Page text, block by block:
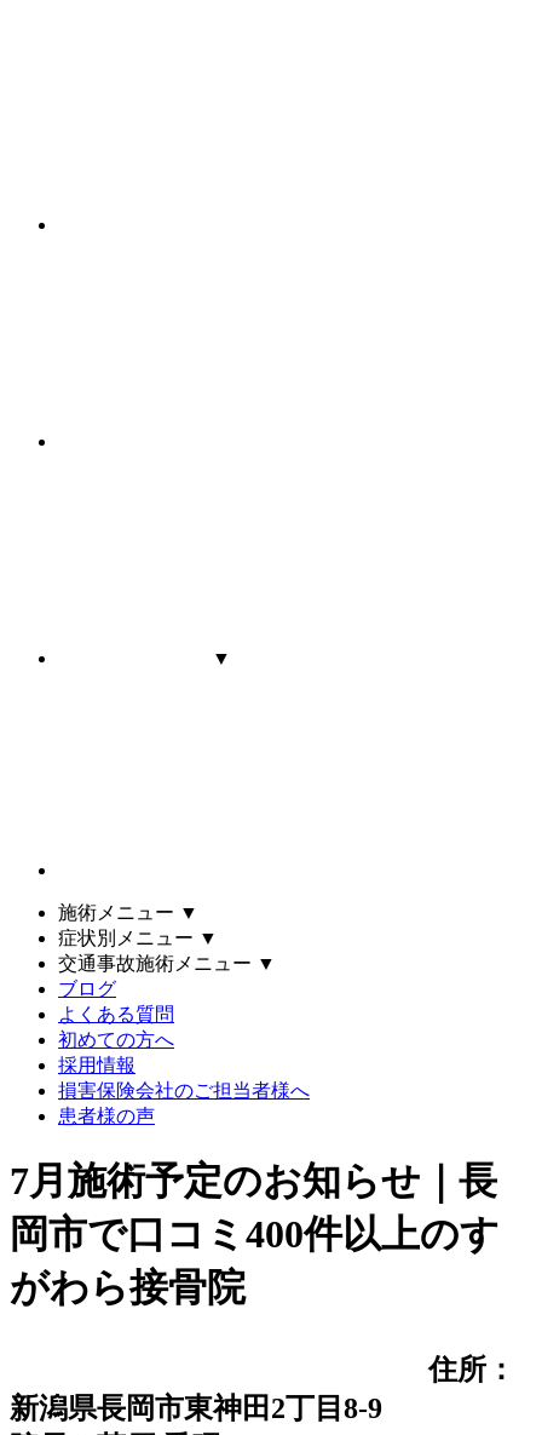
▼
施術メニュー ▼
症状別メニュー ▼
交通事故施術メニュー ▼
ブログ
よくある質問
初めての方へ
採用情報
損害保険会社のご担当者様へ
患者様の声
7月施術予定のお知らせ｜長
岡市で口コミ400件以上のす
がわら接骨院
住所：
新潟県長岡市東神田2丁目8-9